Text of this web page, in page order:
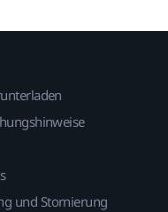
und Stornierung